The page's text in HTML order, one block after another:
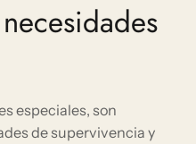
especiales, son
de supervivencia y